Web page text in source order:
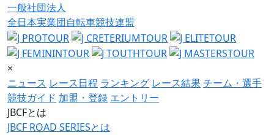
一般社団法人
全日本実業団自転車競技連盟
×
ニュース レース日程 ランキング レース結果チーム・選手
競技ガイド 加盟・登録 エントリー
JBCFとは
JBCF ROAD SERIESとは